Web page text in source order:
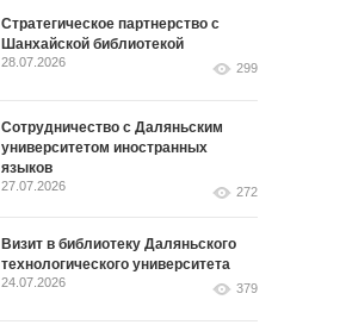
Стратегическое партнерство с
Шанхайской библиотекой
28.07.2026 299
Сотрудничество с Даляньским
университетом иностранных
языков
27.07.2026 272
Визит в библиотеку Даляньского
технологического университета
24.07.2026 379